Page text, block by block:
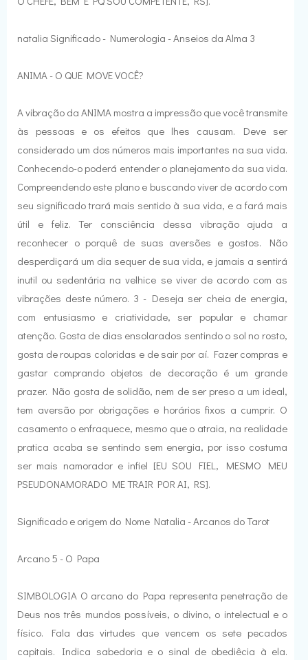
natalia Significado - Numerologia - Anseios da Alma 3
ANIMA - O QUE MOVE VOCÊ?
A vibração da ANIMA mostra a impressão que você transmite
às pessoas e os efeitos que lhes causam. Deve ser
considerado um dos números mais importantes na sua vida.
Conhecendo-o poderá entender o planejamento da sua vida.
Compreendendo este plano e buscando viver de acordo com
seu significado trará mais sentido à sua vida, e a fará mais
útil e feliz. Ter consciência dessa vibração ajuda a
reconhecer o porquê de suas aversões e gostos. Não
desperdiçará um dia sequer de sua vida, e jamais a sentirá
inutil ou sedentária na velhice se viver de acordo com as
vibrações deste número. 3 - Deseja ser cheia de energia,
com entusiasmo e criatividade, ser popular e chamar
atenção. Gosta de dias ensolarados sentindo o sol no rosto,
gosta de roupas coloridas e de sair por aí. Fazer compras e
gastar comprando objetos de decoração é um grande
prazer. Não gosta de solidão, nem de ser preso a um ideal,
tem aversão por obrigações e horários fixos a cumprir. O
casamento o enfraquece, mesmo que o atraia, na realidade
pratica acaba se sentindo sem energia, por isso costuma
ser mais namorador e infiel [EU SOU FIEL, MESMO MEU
PSEUDONAMORADO ME TRAIR POR AI, RS].
Significado e origem do Nome Natalia - Arcanos do Tarot
Arcano 5 - O Papa
SIMBOLOGIA O arcano do Papa representa penetração de
Deus nos três mundos possíveis, o divino, o intelectual e o
físico. Fala das virtudes que vencem os sete pecados
capitais. Indica sabedoria e o sinal de obediêcia à ela.